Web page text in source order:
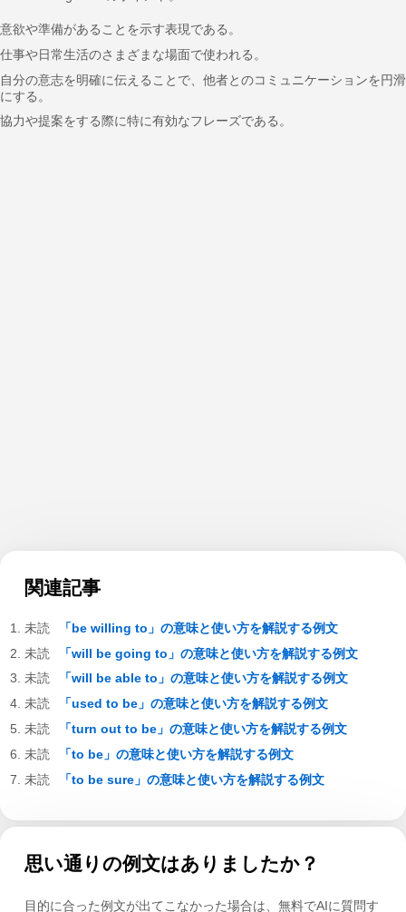
意欲や準備があることを示す表現である。
仕事や日常生活のさまざまな場面で使われる。
自分の意志を明確に伝えることで、他者とのコミュニケーションを円滑
にする。
協力や提案をする際に特に有効なフレーズである。
関連記事
「be willing to」の意味と使い方を解説する例文
「will be going to」の意味と使い方を解説する例文
「will be able to」の意味と使い方を解説する例文
「used to be」の意味と使い方を解説する例文
「turn out to be」の意味と使い方を解説する例文
「to be」の意味と使い方を解説する例文
「to be sure」の意味と使い方を解説する例文
思い通りの例文はありましたか？
目的に合った例文が出てこなかった場合は、無料でAIに質問す